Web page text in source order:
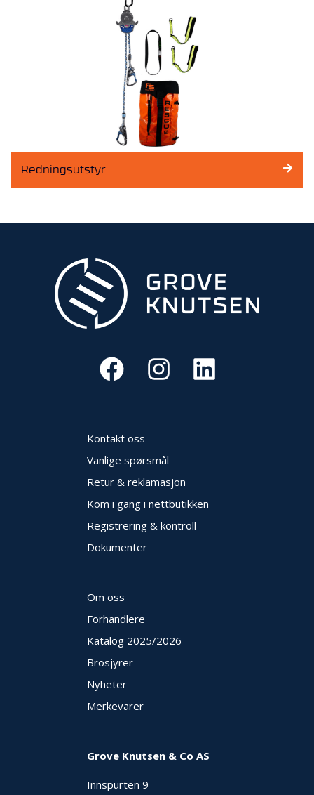
Redningsutstyr
Kontakt oss
Vanlige spørsmål
Retur & reklamasjon
Kom i gang i nettbutikken
Registrering & kontroll
Dokumenter
Om oss
Forhandlere
Katalog 2025/2026
Brosjyrer
Nyheter
Merkevarer
Grove Knutsen & Co AS
Innspurten 9